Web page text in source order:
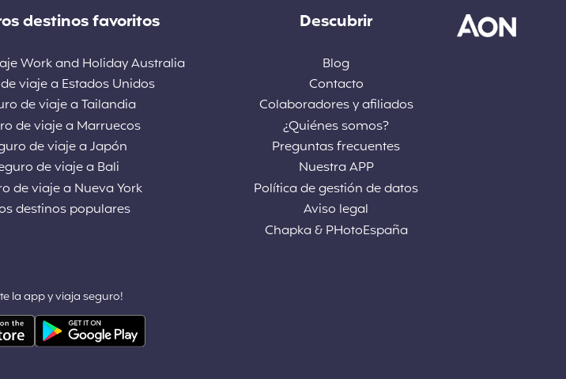
destinos favoritos
Work and Holiday Australia
viaje a Estados Unidos
de viaje a Tailandia
de viaje a Marruecos
de viaje a Japón
de viaje a Bali
de viaje a Nueva York
destinos populares
Descubrir
Blog
Contacto
Colaboradores y afiliados
¿Quiénes somos?
Preguntas frecuentes
Nuestra APP
Política de gestión de datos
Aviso legal
Chapka & PHotoEspaña
la app y viaja seguro!